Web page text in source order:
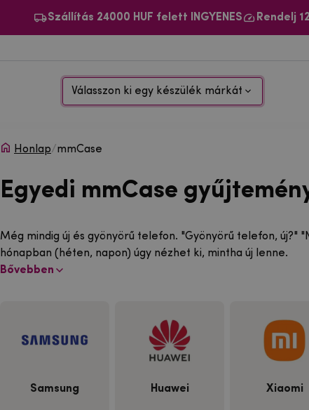
Szállítás 24000 HUF felett INGYENES Rendelj
Válasszon ki egy készülék márkát
Honlap/mmCase
Egyedi mmCase
Még mindig új és gyönyörű telefon. "Gyönyörű telefon, új?"
hónapban (héten, napon) úgy nézhet ki, mintha új lenne.
Bővebben
Samsung Huawei Xiaomi